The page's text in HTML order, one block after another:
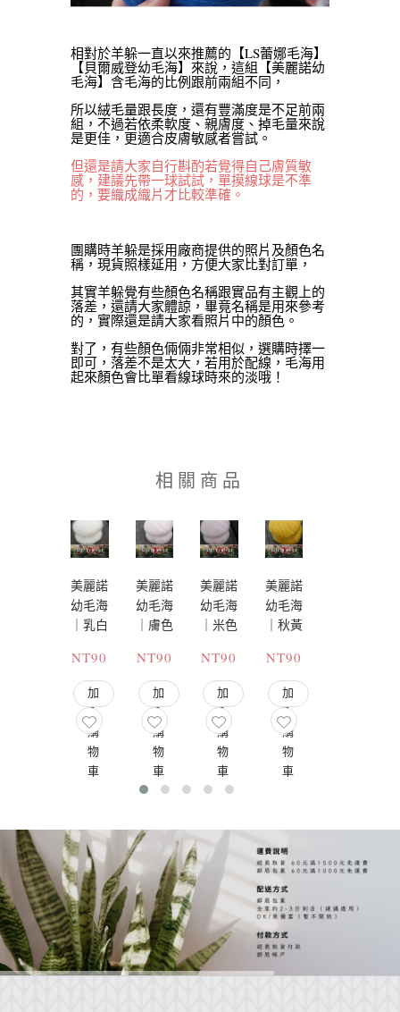
相對於羊躲一直以來推薦的【LS蕾娜毛海】
【貝爾威登幼毛海】來說，這組【美麗諾幼
毛海】含毛海的比例跟前兩組不同，
所以絨毛量跟長度，還有豐滿度是不足前兩
組，不過若依柔軟度、親膚度、掉毛量來說
是更佳，更適合皮膚敏感者嘗試。
但還是請大家自行斟酌若覺得自己膚質敏
感，建議先帶一球試試，單摸線球是不準
的，要織成織片才比較準確。
團購時羊躲是採用廠商提供的照片及顏色名
稱，現貨照樣延用，方便大家比對訂單，
其實羊躲覺有些顏色名稱跟實品有主觀上的
落差，還請大家體諒，畢竟名稱是用來參考
的，實際還是請大家看照片中的顏色。
對了，有些顏色倆倆非常相似，選購時擇一
即可，落差不是太大，若用於配線，毛海用
起來顏色會比單看線球時來的淡哦！
相關商品
美麗諾
幼毛海
｜乳白
NT90
加
入
購
物
車
美麗諾
幼毛海
｜膚色
NT90
加
入
購
物
車
美麗諾
幼毛海
｜米色
NT90
加
入
購
物
車
美麗諾
幼毛海
｜秋黃
NT90
加
入
購
物
車